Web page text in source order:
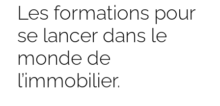
Les formations pour
se lancer dans le
monde de
l’immobilier.